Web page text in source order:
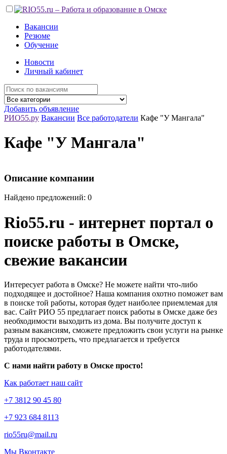
Вакансии
Резюме
Обучение
Новости
Личный кабинет
Добавить объявление
РИО55.ру Вакансии Все работодатели Кафе "У Мангала"
Кафе "У Мангала"
Описание компании
Найдено предложений: 0
Rio55.ru - интернет портал о
поиске работы в Омске,
свежие вакансии
Интересует работа в Омске? Не можете найти что-либо
подходящее и достойное? Наша компания охотно поможет вам
в поиске той работы, которая будет наиболее приемлемая для
вас. Сайт РИО 55 предлагает поиск работы в Омске даже без
необходимости выходить из дома. Вы получите доступ к
разным вакансиям, сможете предложить свои услуги на рынке
труда и просмотреть, что предлагается и требуется
работодателями.
С нами найти работу в Омске просто!
Как работает наш сайт
+7 3812 90 45 80
+7 923 684 8113
rio55ru@mail.ru
Мы Вконтакте